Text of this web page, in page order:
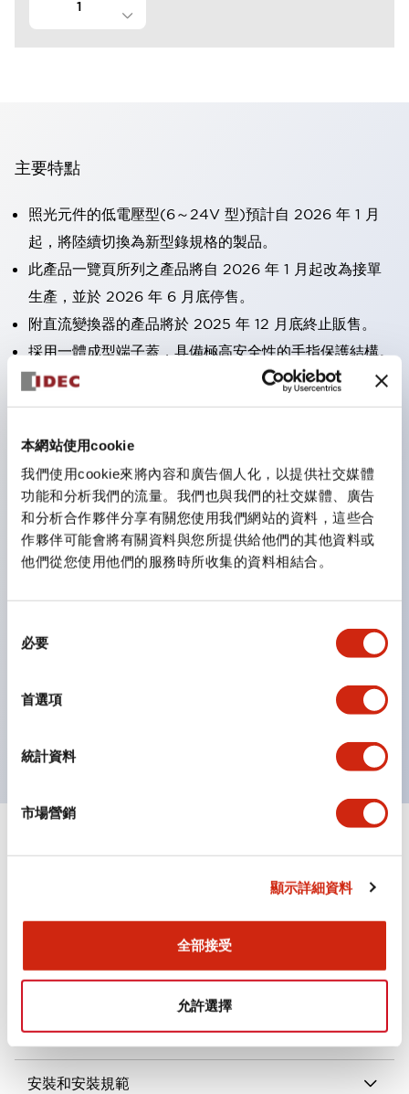
本網站使用cookie
我們使用cookie來將內容和廣告個人化，以提供社交媒體
功能和分析我們的流量。我們也與我們的社交媒體、廣告
和分析合作夥伴分享有關您使用我們網站的資料，這些合
作夥伴可能會將有關資料與您所提供給他們的其他資料或
他們從您使用他們的服務時所收集的資料相結合。
必要
首選項
統計資料
市場營銷
顯示詳細資料
全部接受
允許選擇
主要特點
照光元件的低電壓型(6～24V 型)預計自 2026 年 1 月
起，將陸續切換為新型錄規格的製品。
此產品一覽頁所列之產品將自 2026 年 1 月起改為接單
生產，並於 2026 年 6 月底停售。
附直流變換器的產品將於 2025 年 12 月底終止販售。
採用一體成型端子蓋，具備極高安全性的手指保護結構。
接點部採用自清潔滾動接觸方式，維持穩定導通性能。
防護結構可防止水或油從面板前方滲入：IP65（僅雙按
鈕開關為 IP40）。
三種功能集結於一顆開關。
完整支援全球各地需求的多種電壓規格。
一顆 LED 燈泡即可呈現六種顏色（LSRD 燈泡）。以往
需分色管理的 LED 燈泡，如今可用單一顆燈泡呈現多種
顏色。
可清楚辨識正方平頭形指示燈的亮燈/熄燈狀態，以及點
符合 ISO 3864-4 安全色規範：在危險或緊急狀況下，
+
電氣規範（額定照明部分）
環境規範
機械規格
安裝和安裝規範